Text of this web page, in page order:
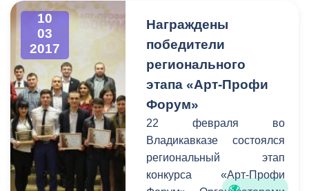
Павленко молодые
актеры и режиссеры
смогут воплощать свои
самые смелые творческие
идеи и замыслы.
Накануне на этой сцене
прошло первое
мероприятие - премьера
спектакля «Лейтенант с
острова Инишмор»
10
03
2017
Награждены
победители
регионального
этапа «Арт-Профи
Форум»
22 февраля во
Владикавказе состоялся
региональный этап
конкурса «Арт-Профи